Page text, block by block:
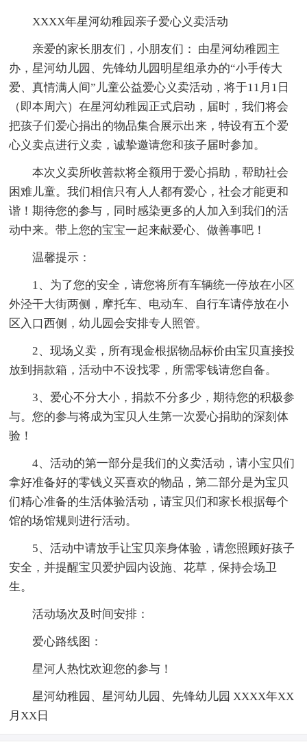
XXXX年星河幼稚园亲子爱心义卖活动
亲爱的家长朋友们，小朋友们： 由星河幼稚园主
办，星河幼儿园、先锋幼儿园明星组承办的“小手传大
爱、真情满人间”儿童公益爱心义卖活动，将于11月1日
（即本周六）在星河幼稚园正式启动，届时，我们将会
把孩子们爱心捐出的物品集合展示出来，特设有五个爱
心义卖点进行义卖，诚挚邀请您和孩子届时参加。
本次义卖所收善款将全额用于爱心捐助，帮助社会
困难儿童。我们相信只有人人都有爱心，社会才能更和
谐！期待您的参与，同时感染更多的人加入到我们的活
动中来。带上您的宝宝一起来献爱心、做善事吧！
温馨提示：
1、为了您的安全，请您将所有车辆统一停放在小区
外泾干大街两侧，摩托车、电动车、自行车请停放在小
区入口西侧，幼儿园会安排专人照管。
2、现场义卖，所有现金根据物品标价由宝贝直接投
放到捐款箱，活动中不设找零，所需零钱请您自备。
3、爱心不分大小，捐款不分多少，期待您的积极参
与。您的参与将成为宝贝人生第一次爱心捐助的深刻体
验！
4、活动的第一部分是我们的义卖活动，请小宝贝们
拿好准备好的零钱义买喜欢的物品，第二部分是为宝贝
们精心准备的生活体验活动，请宝贝们和家长根据每个
馆的场馆规则进行活动。
5、活动中请放手让宝贝亲身体验，请您照顾好孩子
安全，并提醒宝贝爱护园内设施、花草，保持会场卫
生。
活动场次及时间安排：
爱心路线图：
星河人热忱欢迎您的参与！
星河幼稚园、星河幼儿园、先锋幼儿园 XXXX年XX
月XX日